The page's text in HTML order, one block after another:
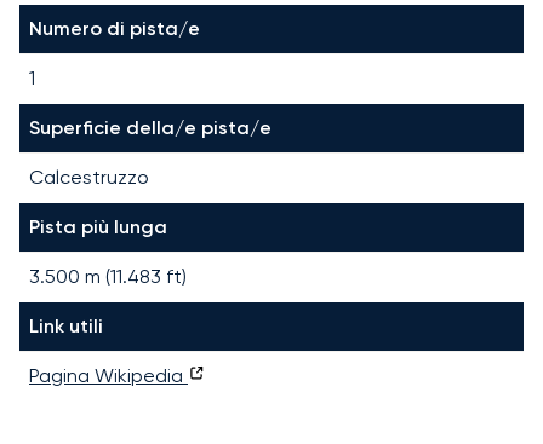
Numero di pista/e
1
Superficie della/e pista/e
Calcestruzzo
Pista più lunga
3.500 m (11.483 ft)
Link utili
Pagina Wikipedia